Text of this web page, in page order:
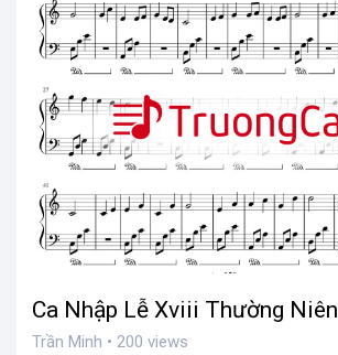
Ca Nhập Lễ Xviii Thường Niên
Trần Minh • 200 views